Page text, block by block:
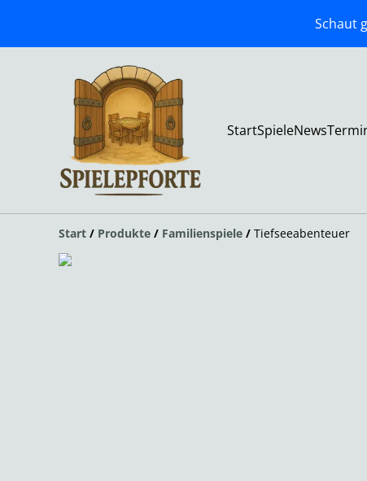
Schaut
StartSpieleNews
Start / Produkte / Familienspiele / Tiefseeabenteuer